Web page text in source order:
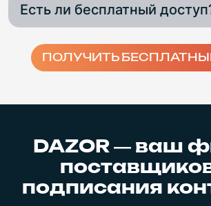
можете просматривать историю
Есть ли бесплатный
После регистрации доступны 2
проверки для изучения
ПОЛУЧИТЬ
DAZOR — ваш
подписания